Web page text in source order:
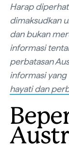
Harap
dimaksudkan
dan bukan
informasi
perbatasan
informasi
hayati dan